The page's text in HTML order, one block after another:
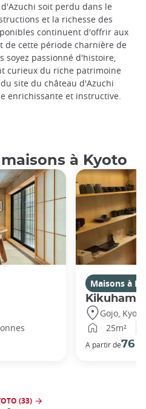
soit perdu dans le
et la richesse des
continuent d'offrir aux
de cette période charnière de
soyez passionné d'histoire,
curieux du riche patrimoine
site du château d'Azuchi
enrichissante et instructive.
à Kyoto
Maisons à
Kikuhama
Gojo, Kyoto
25m²
A partir de76 €
(33)